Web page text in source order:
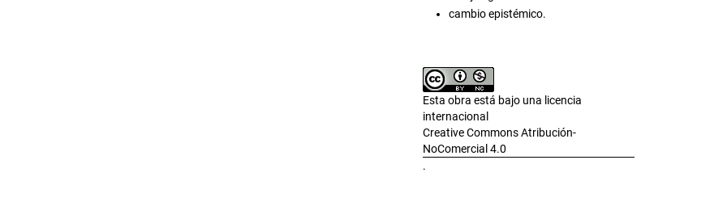
cambio epistémico.
Esta obra está bajo una licencia
internacional
Creative Commons Atribución-
NoComercial 4.0
.